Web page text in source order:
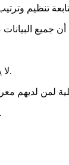
لا يشترط وجود خبرة سابقة.
الالتزام والدقة في العمل.